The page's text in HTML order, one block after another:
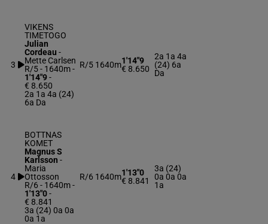
3
VIKENS
TIMETOGO
Julian
Cordeau -
Mette Carlsen
R/5 - 1640m-
1'14"9-
€ 8.650
2a 1a 4a (24)
6a Da
R/5 1640m1'14"9
€ 8.650
2a 1a 4a
(24) 6a
Da
4
BOTTNAS
KOMET
Magnus S
Karlsson -
Maria
Ottosson
R/6 - 1640m-
1'13"0-
€ 8.841
3a (24) 0a 0a
0a 1a
R/6 1640m1'13"0
€ 8.841
3a (24)
0a 0a 0a
1a